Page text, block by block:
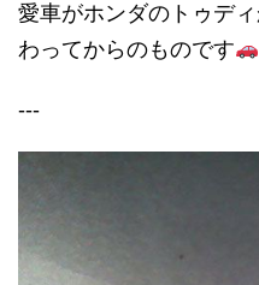
愛車がホンダのトゥデ
わってからのものです
---